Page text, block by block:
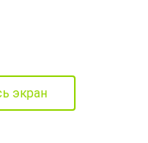
экран